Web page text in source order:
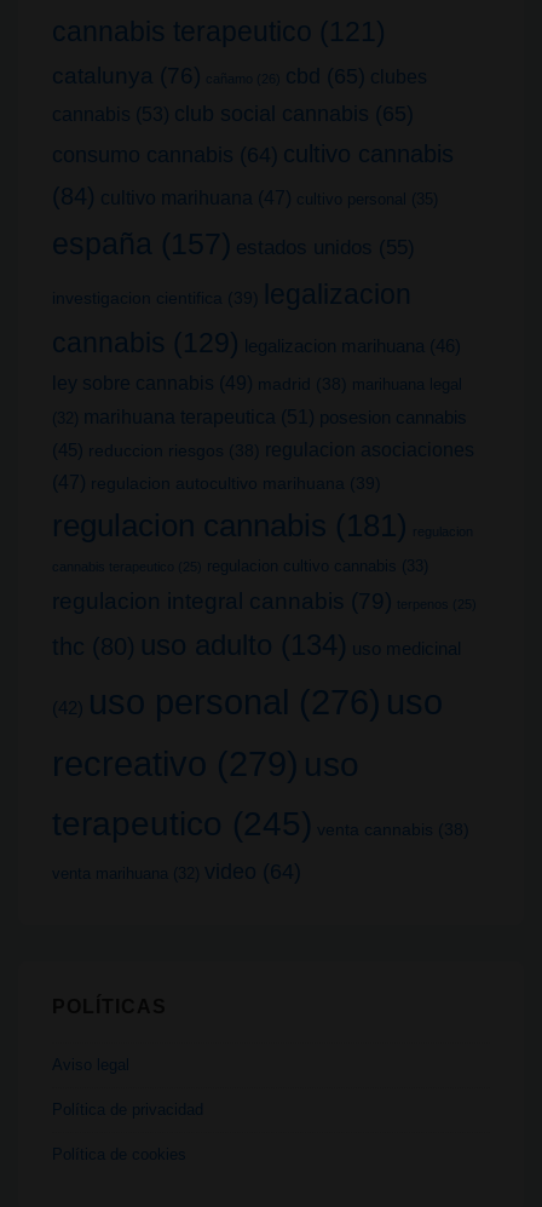
cannabis terapeutico (121)
catalunya (76) cañamo (26) cbd (65) clubes
cannabis (53) club social cannabis (65)
consumo cannabis (64) cultivo cannabis
(84) cultivo marihuana (47) cultivo personal (35)
españa (157) estados unidos (55)
investigacion cientifica (39)
legalizacion
cannabis (129) legalizacion marihuana (46)
ley sobre cannabis (49) madrid (38)
marihuana legal
(32)
marihuana terapeutica (51) posesion cannabis
(45) reduccion riesgos (38)
regulacion asociaciones
(47) regulacion autocultivo marihuana (39)
regulacion cannabis (181) regulacion
cannabis terapeutico (25) regulacion cultivo cannabis (33)
regulacion integral cannabis (79) terpenos (25)
thc (80) uso adulto (134) uso medicinal
(42) uso personal (276) uso
recreativo (279) uso
terapeutico (245) venta cannabis (38)
venta marihuana (32) video (64)
Aviso legal
Política de privacidad
Política de cookies